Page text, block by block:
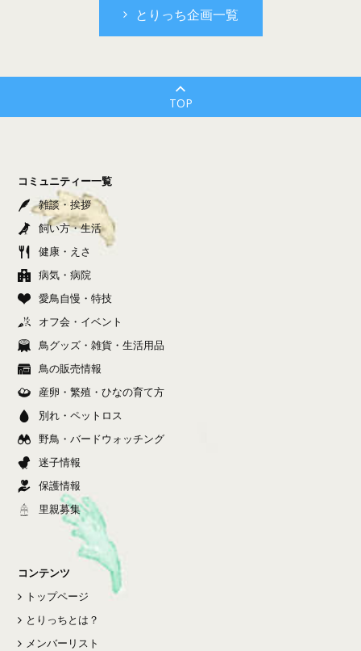
とりっち企画一覧
TOP
コミュニティー一覧
雑談・挨拶
飼い方・生活
健康・えさ
病気・病院
愛鳥自慢・特技
オフ会・イベント
鳥グッズ・雑貨・生活用品
鳥の販売情報
産卵・繁殖・ひなの育て方
別れ・ペットロス
野鳥・バードウォッチング
迷子情報
保護情報
里親募集
コンテンツ
トップページ
とりっちとは？
メンバーリスト